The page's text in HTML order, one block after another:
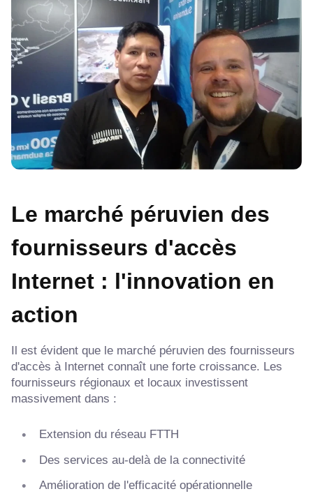
Le marché péruvien des
fournisseurs d'accès
Internet : l'innovation en
action
Il est évident que le marché péruvien des fournisseurs
d'accès à Internet connaît une forte croissance. Les
fournisseurs régionaux et locaux investissent
massivement dans :
Extension du réseau FTTH
Des services au-delà de la connectivité
Amélioration de l'efficacité opérationnelle